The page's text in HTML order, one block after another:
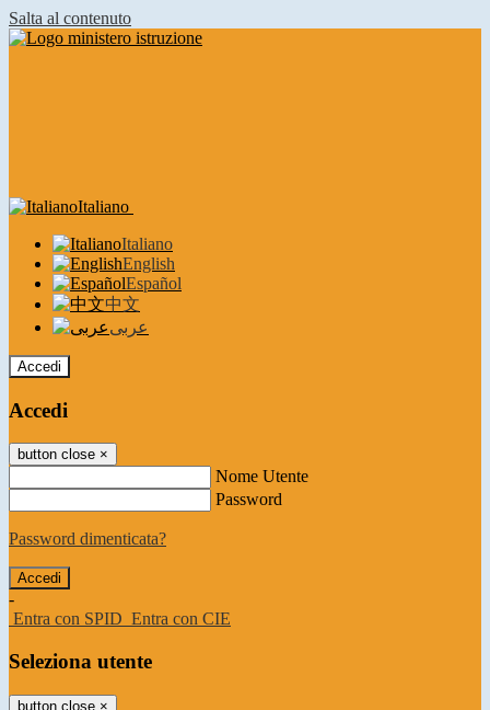
Salta al contenuto
Italiano
Italiano
English
Español
中文
عربى
Accedi
Accedi
button close ×
Nome Utente
Password
Password dimenticata?
-
Entra con SPID Entra con CIE
Seleziona utente
button close ×